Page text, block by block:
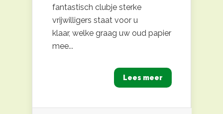
fantastisch clubje sterke
vrijwilligers staat voor u
klaar, welke graag uw oud papier
mee...
Lees meer